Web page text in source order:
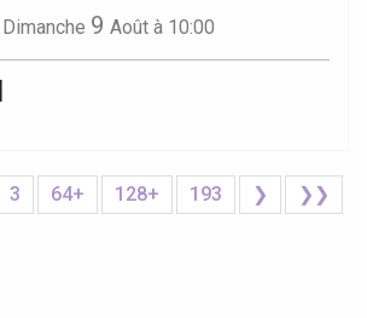
Dimanche 9 Août à 10:00
3 64+ 128+ 193 ❯ ❯❯